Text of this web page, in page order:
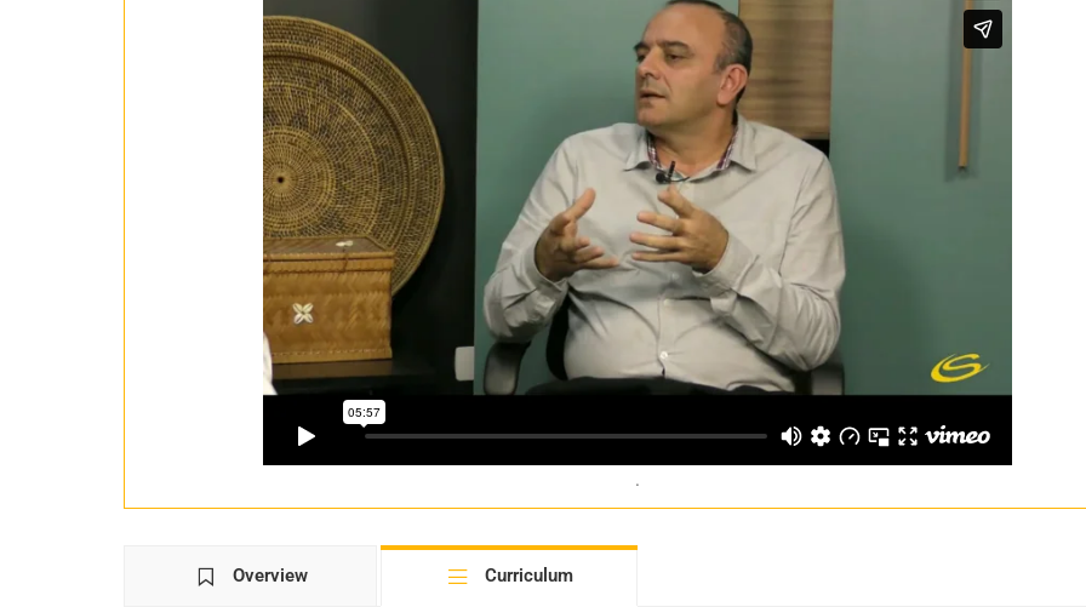
.
Overview Curriculum